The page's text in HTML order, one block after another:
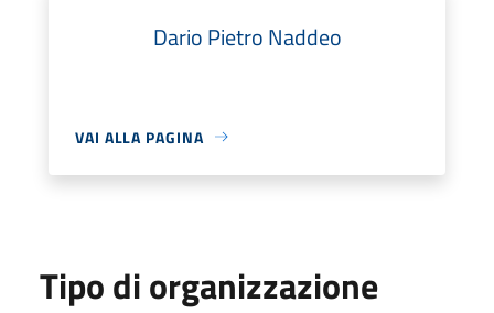
Dario Pietro Naddeo
VAI ALLA PAGINA
Tipo di organizzazione